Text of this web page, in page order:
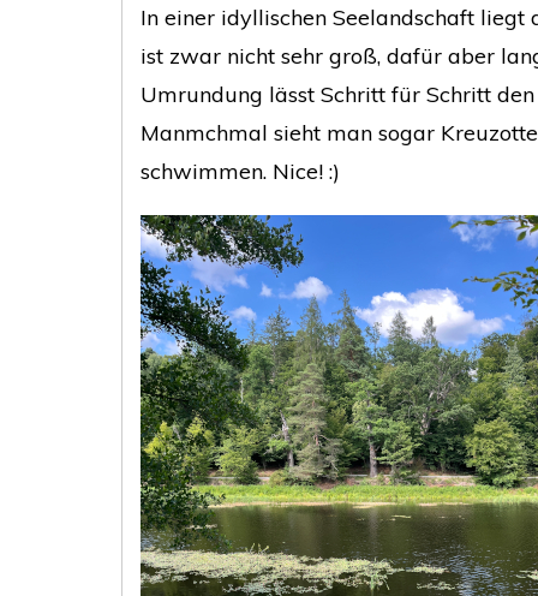
In einer idyllischen Seelandschaft liegt
ist zwar nicht sehr groß, dafür aber
Umrundung lässt Schritt für Schritt
Manmchmal sieht man sogar
schwimmen. Nice! :)